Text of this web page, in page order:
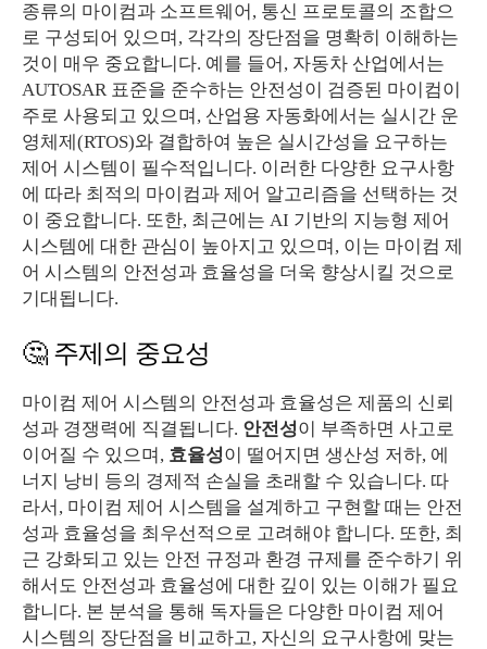
종류의 마이컴과 소프트웨어, 통신 프로토콜의 조합으
로 구성되어 있으며, 각각의 장단점을 명확히 이해하는
것이 매우 중요합니다. 예를 들어, 자동차 산업에서는
AUTOSAR 표준을 준수하는 안전성이 검증된 마이컴이
주로 사용되고 있으며, 산업용 자동화에서는 실시간 운
영체제(RTOS)와 결합하여 높은 실시간성을 요구하는
제어 시스템이 필수적입니다. 이러한 다양한 요구사항
에 따라 최적의 마이컴과 제어 알고리즘을 선택하는 것
이 중요합니다. 또한, 최근에는 AI 기반의 지능형 제어
시스템에 대한 관심이 높아지고 있으며, 이는 마이컴 제
어 시스템의 안전성과 효율성을 더욱 향상시킬 것으로
기대됩니다.
🤔 주제의 중요성
마이컴 제어 시스템의 안전성과 효율성은 제품의 신뢰
성과 경쟁력에 직결됩니다. 안전성이 부족하면 사고로
이어질 수 있으며, 효율성이 떨어지면 생산성 저하, 에
너지 낭비 등의 경제적 손실을 초래할 수 있습니다. 따
라서, 마이컴 제어 시스템을 설계하고 구현할 때는 안전
성과 효율성을 최우선적으로 고려해야 합니다. 또한, 최
근 강화되고 있는 안전 규정과 환경 규제를 준수하기 위
해서도 안전성과 효율성에 대한 깊이 있는 이해가 필요
합니다. 본 분석을 통해 독자들은 다양한 마이컴 제어
시스템의 장단점을 비교하고, 자신의 요구사항에 맞는